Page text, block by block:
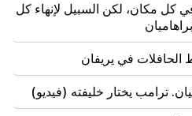
وأمامهم ديماغوجيون من ذوي
كل مكان، لكن السبيل لإنهاء كل
في يريفان
ترامب يختار خليفته (فيديو)